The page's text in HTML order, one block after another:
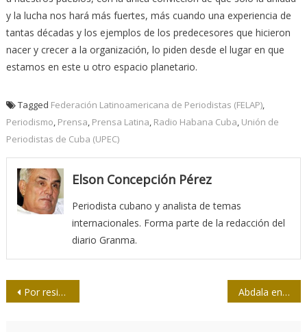
y la lucha nos hará más fuertes, más cuando una experiencia de
tantas décadas y los ejemplos de los predecesores que hicieron
nacer y crecer a la organización, lo piden desde el lugar en que
estamos en este u otro espacio planetario.
Tagged Federación Latinoamericana de Periodistas (FELAP),
Periodismo Prensa Prensa Latina Radio Habana Cuba Unión de
Periodistas de Cuba (UPEC)
Elson Concepción Pérez
Periodista cubano y analista de temas
internacionales. Forma parte de la redacción del
diario Granma.
Navegación
Por resistencia a vacunarse, repuntan contagios de Covid-19 en Rusia Abdala en la Casa de la Prensa